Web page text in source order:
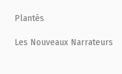
Plantés
Les Nouveaux Narrateurs